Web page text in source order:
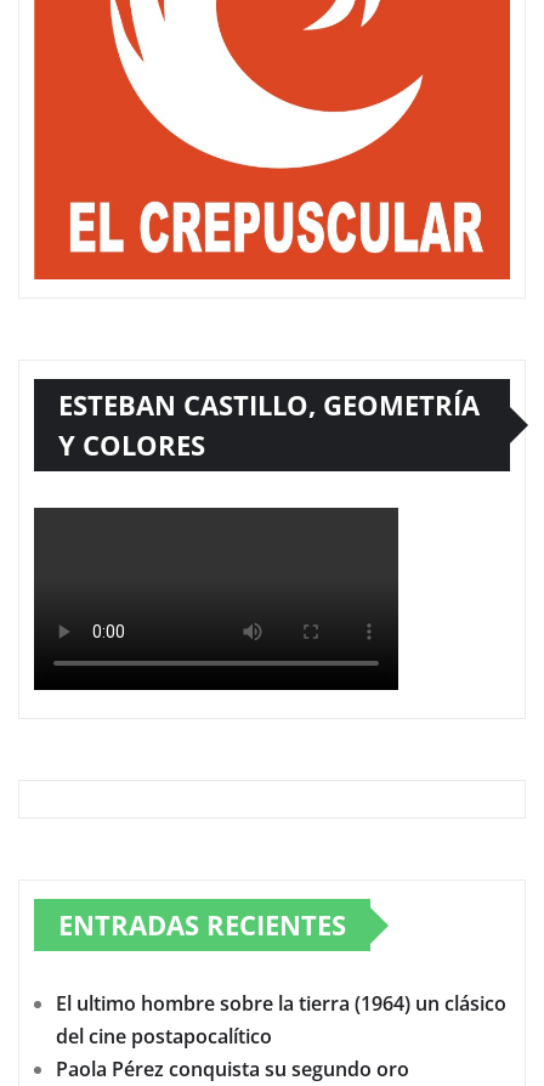
ESTEBAN CASTILLO, GEOMETRÍA
Y COLORES
ENTRADAS RECIENTES
El ultimo hombre sobre la tierra (1964) un clásico
del cine postapocalítico
Paola Pérez conquista su segundo oro